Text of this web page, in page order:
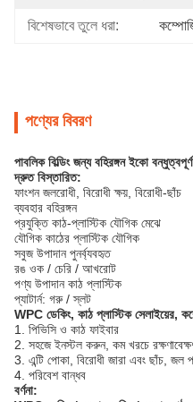
বিশেষভাবে তুলে ধরা:
পণ্যের বিবরণ
পাবলিক বিল্ডিং জন্য বহিরঙ্গন ইকো
দ্রুত বিস্তারিত:
ফাংশন জলরোধী, বিরোধী ক্ষয়, বিরোধী-ছাঁচ
ব্যবহার বহিরঙ্গন
প্রযুক্তি কাঠ-প্লাস্টিক যৌগিক মেঝে
যৌগিক কাঠের প্লাস্টিক যৌগিক
সবুজ উপাদান পুনর্ব্যবহৃত
রঙ ওক / চেরি / আখরোট
পণ্য উপাদান কাঠ প্লাস্টিক
প্যাটার্ন: গরু / স্লট
WPC ডেকিং, কাঠ প্লাস্টিক সেলাইয়ের,
1. পিভিসি ও কাঠ ফাইবার
2. সহজে ইনস্টল করুন, কম খরচে
3. এন্টি পোকা, বিরোধী জারা এবং ছাঁচ, জল
4. পরিবেশ বান্ধব
বর্ণনা: